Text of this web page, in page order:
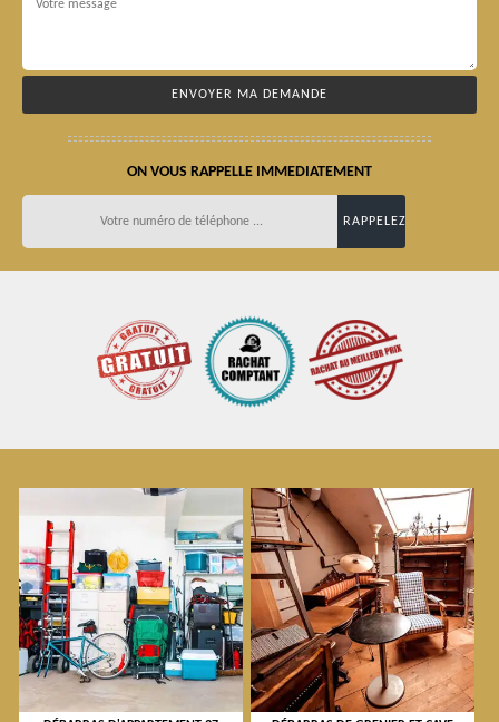
ON VOUS RAPPELLE IMMEDIATEMENT